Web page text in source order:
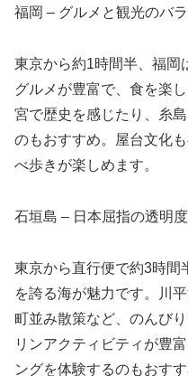
福岡 – グルメと観光のバ
東京から約1時間半、福岡
グルメが豊富で、食を楽
宮で歴史を感じたり、糸
のもおすすめ。屋台文化
べ歩きが楽しめます。
石垣島 – 日本屈指の透明
東京から直行便で約3時間
を誇る海が魅力です。川
町並み散策など、のんび
リンアクティビティが豊
ングを体験するのもおすす